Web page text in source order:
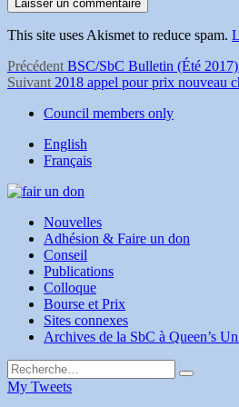
This site uses Akismet to reduce spam.
Navigation
de
l'article
Précédent Article
précédent :
BSC/SbC Bulletin (Été
Suivant Article
2018 appel pour prix nouveau
Council members only
English
Français
Nouvelles
Adhésion & Faire un don
Conseil
Publications
Colloque
Bourse et Prix
Sites connexes
Archives de la SbC à Queen’s
Rechercher :
Rechercher
My Tweets